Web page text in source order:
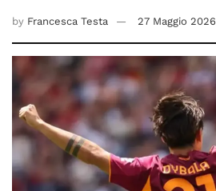
by Francesca Testa 27 Maggio 2026